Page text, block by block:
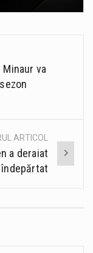
va
ARTICOL
a deraiat